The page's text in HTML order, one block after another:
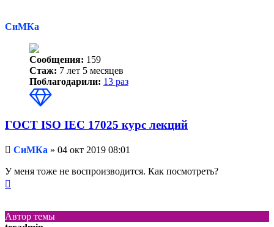
СиМКа
Сообщения: 159
Стаж: 7 лет 5 месяцев
Поблагодарили: 13 раз
ГОСТ ISO IEC 17025 курс лекций
Непрочитанное
СиМКа » 04 окт 2019 08:01
У меня тоже не воспроизводится. Как посмотреть?
Автор темы